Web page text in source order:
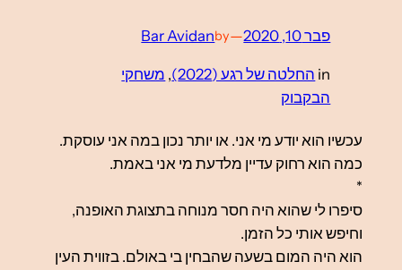
פבר 10, 2020 —
by
Bar Avidan
in החלטה של רגע (2022) , משחקי
הבקבוק
עכשיו הוא יודע מי אני. או יותר נכון במה אני עוסקת.
כמה הוא רחוק עדיין מלדעת מי אני באמת.
*
סיפרו לי שהוא היה חסר מנוחה בתצוגת האופנה,
וחיפש אותי כל הזמן.
הוא היה המום בשעה שהבחין בי באולם. בזווית העין